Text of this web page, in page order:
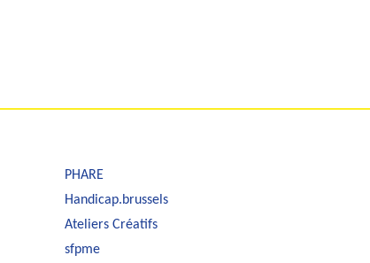
PHARE
Handicap.brussels
Ateliers Créatifs
sfpme